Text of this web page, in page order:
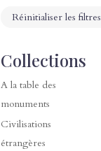
Réinitialiser les filtres
Collections
A la table des
monuments
Civilisations
étrangères